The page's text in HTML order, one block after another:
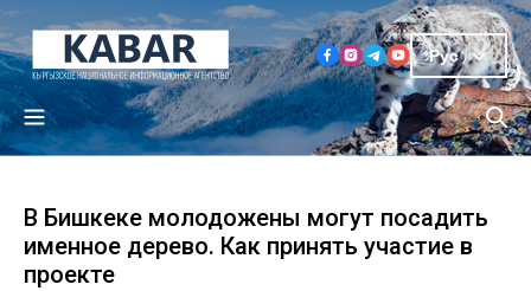
Рус
В Бишкеке молодожены могут посадить
именное дерево. Как принять участие в
проекте